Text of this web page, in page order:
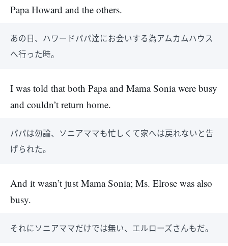
Papa Howard and the others.
あの日、ハワードパパ達にお会いする為アムカムハウス
へ行った時。
I was told that both Papa and Mama Sonia were busy
and couldn’t return home.
パパは勿論、ソニアママも忙しくて家へは戻れないと告
げられた。
And it wasn’t just Mama Sonia; Ms. Elrose was also
busy.
それにソニアママだけでは無い、エルローズさんもだ。